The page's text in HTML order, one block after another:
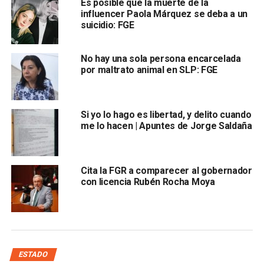
Estado y en el Código Nacional de Procedimientos
Penales.
Explicó que la Fiscalía encontró elementos
suficientes para integrar una carpeta de
investigación y solicitar ante el Poder Judicial las
medidas correspondientes
. Precisó que corresponde a un Juez determinar la
procedencia de una orden de arresto o presentación,
mientras que la Fiscalía actúa como representante jurídico
Es posible que la muerte de la
influencer Paola Márquez se deba a un
suicidio: FGE
No hay una sola persona encarcelada
por maltrato animal en SLP: FGE
Si yo lo hago es libertad, y delito cuando
me lo hacen | Apuntes de Jorge Saldaña
Cita la FGR a comparecer al gobernador
con licencia Rubén Rocha Moya
ESTADO